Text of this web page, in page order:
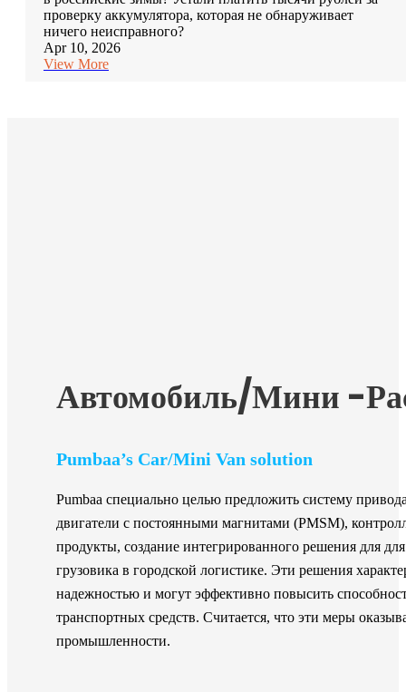
проверку аккумулятора, которая не обнаруживает
ничего неисправного?
Apr 10, 2026
View More
Автомобиль/мини -
Pumbaa’s Car/Mini Van solution
Pumbaa специально целью предложить систему
двигатели с постоянными магнитами (PMSM),
продукты, создание интегрированного решения для
грузовика в городской логистике. Эти решения
надежностью и могут эффективно повысить
транспортных средств. Считается, что эти меры
промышленности.